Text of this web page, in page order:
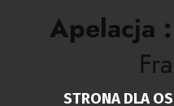
Apelacja :
STRONA DLA